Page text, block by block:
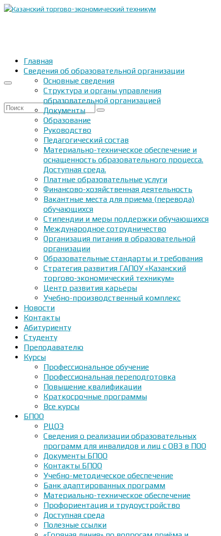
Искать:
Главная
Сведения об образовательной организации
Основные сведения
Структура и органы управления
образовательной организацией
Документы
Образование
Руководство
Педагогический состав
Материально-техническое обеспечение и
оснащенность образовательного процесса.
Доступная среда.
Платные образовательные услуги
Финансово-хозяйственная деятельность
Вакантные места для приема (перевода)
обучающихся
Стипендии и меры поддержки обучающихся
Международное сотрудничество
Организация питания в образовательной
организации
Образовательные стандарты и требования
Стратегия развития ГАПОУ «Казанский
торгово-экономический техникум»
Центр развития карьеры
Учебно-производственный комплекс
Новости
Контакты
Абитуриенту
Студенту
Преподавателю
Курсы
Профессиональное обучение
Профессиональная переподготовка
Повышение квалификации
Краткосрочные программы
Все курсы
БПОО
РЦОЭ
Сведения о реализации образовательных
программ для инвалидов и лиц с ОВЗ в ПОО
Документы БПОО
Контакты БПОО
Учебно-методическое обеспечение
Банк адаптированных программ
Материально-техническое обеспечение
Профориентация и трудоустройство
Доступная среда
Полезные ссылки